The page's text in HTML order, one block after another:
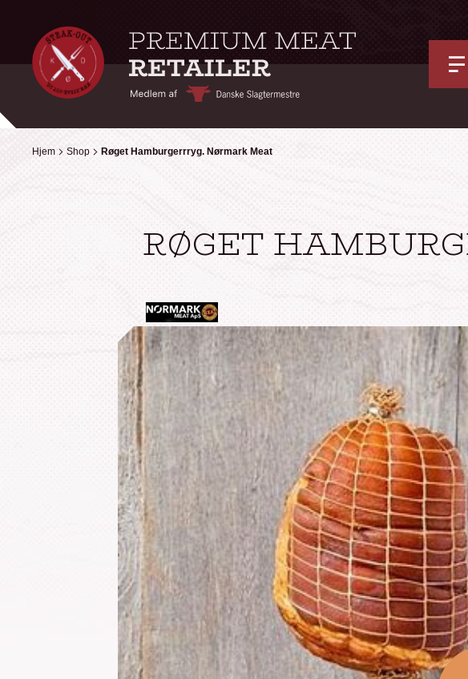
Hjem Shop Røget Hamburgerrryg. Nørmark Meat
Hjem Shop Røget Hamburgerrryg. Nørmark Meat
RØGET